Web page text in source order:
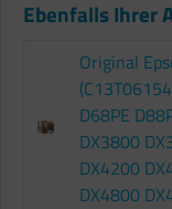
Ebenfalls Ihrer
Original
D68PE
DX3800
DX4200
DX4800